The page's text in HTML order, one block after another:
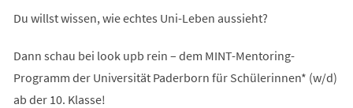
Du willst wissen, wie echtes Uni-Leben aussieht?
Dann schau bei look upb rein – dem MINT-Mentoring-
Programm der Universität Paderborn für Schülerinnen* (w/d)
ab der 10. Klasse!